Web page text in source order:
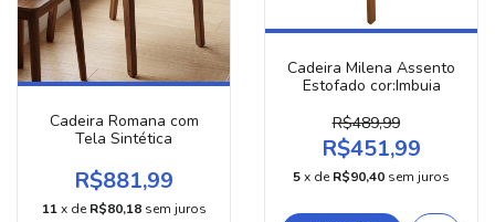
Cadeira Romana com
Tela Sintética
R$881,99
11 x de R$80,18 sem juros
Cadeira Milena Assento
Estofado cor:Imbuia
R$489,99
R$451,99
5x de R$90,40 sem juros